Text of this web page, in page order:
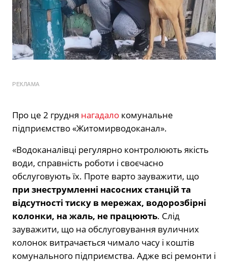
РЕКЛАМА
Про це 2 грудня нагадало комунальне
підприємство «Житомирводоканал».
«Водоканалівці регулярно контролюють якість
води, справність роботи і своєчасно
обслуговують їх. Проте варто зауважити, що
при знеструмленні насосних станцій та
відсутності тиску в мережах, водорозбірні
колонки, на жаль, не працюють. Слід
зауважити, що на обслуговування вуличних
колонок витрачається чимало часу і коштів
комунального підприємства. Адже всі ремонти і